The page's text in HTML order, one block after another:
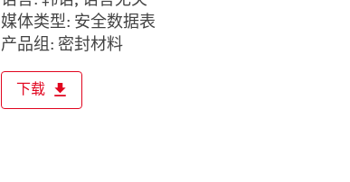
媒体类型: 安全数据表
产品组: 密封材料
下载